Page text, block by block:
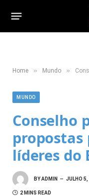
Home » Mundo »
MUNDO
Conselho
propostas
líderes do
BYADMIN JULHO
2 MINS READ